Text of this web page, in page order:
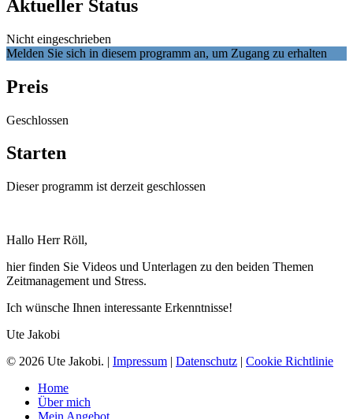
Aktueller Status
Nicht eingeschrieben
Melden Sie sich in diesem programm an, um Zugang zu erhalten
Preis
Geschlossen
Starten
Dieser programm ist derzeit geschlossen
Hallo Herr Röll,
hier finden Sie Videos und Unterlagen zu den beiden Themen
Zeitmanagement und Stress.
Ich wünsche Ihnen interessante Erkenntnisse!
Ute Jakobi
© 2026 Ute Jakobi. | Impressum | Datenschutz | Cookie Richtlinie
Close
Menu
Home
Über mich